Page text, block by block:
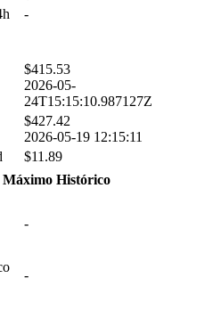
-
$415.53
2026-05-
24T15:15:10.987127Z
$427.42
2026-05-19 12:15:11
$11.89
Máximo Histórico
-
-